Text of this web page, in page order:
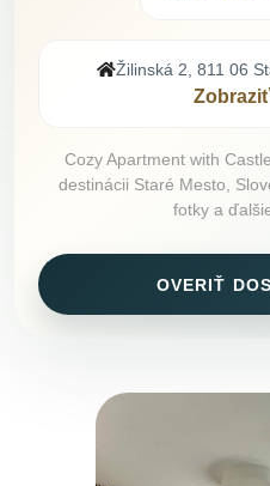
Žilinská 2, 811 06
Cozy Apartment with
destinácii Staré Mesto,
fotky a
OVERIŤ